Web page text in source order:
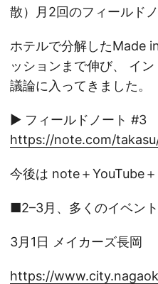
散）月2回のフィールド
ホテルで分解したMade
ッションまで伸び、 イ
議論に入ってきました。
▶ フィールドノート #3
https://note.com/
今後は note＋YouTube
■2–3月、多くのイベン
3月1日 メイカーズ長岡
https://